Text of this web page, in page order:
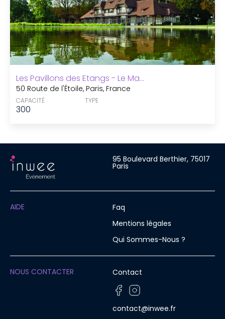
Les Pavillons des Etangs - Le Manoir
50 Route de l'Étoile, Paris, France
CAPACITÉ
300
TYPE
95 Boulevard Berthier, 75017
Paris
AIDE
Faq
Mentions légales
Qui Sommes-Nous ?
NOUS CONTACTER Contact
contact@inwee.fr